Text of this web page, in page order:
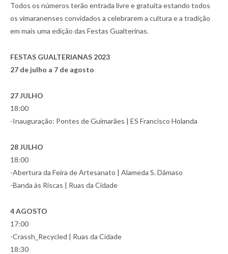
Todos os números terão entrada livre e gratuita estando todos
os vimaranenses convidados a celebrarem a cultura e a tradição
em mais uma edição das Festas Gualterinas.
FESTAS GUALTERIANAS 2023
27 de julho a 7 de agosto
27 JULHO
18:00
-Inauguração: Pontes de Guimarães | ES Francisco Holanda
28 JULHO
18:00
-Abertura da Feira de Artesanato | Alameda S. Dâmaso
-Banda às Riscas | Ruas da Cidade
4 AGOSTO
17:00
-Crassh_Recycled | Ruas da Cidade
18:30